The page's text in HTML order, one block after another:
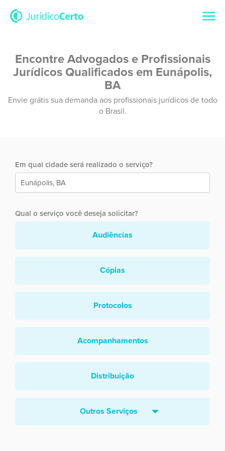
Encontre Advogados e Profissionais
Jurídicos Qualificados em Eunápolis,
BA
Envie grátis sua demanda aos profissionais jurídicos de todo
o Brasil.
Em qual cidade será realizado o serviço?
Qual o serviço você deseja solicitar?
Audiências
Cópias
Protocolos
Acompanhamentos
Distribuição
Outros Serviços